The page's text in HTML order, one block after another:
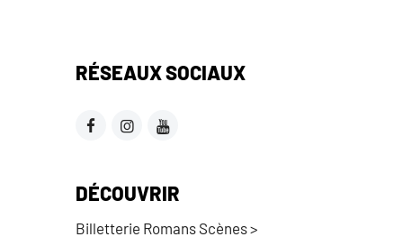
RÉSEAUX SOCIAUX
DÉCOUVRIR
Billetterie Romans Scènes >